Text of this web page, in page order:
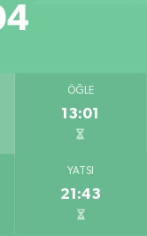
ÖĞLE
13:01
YATSI
21:43